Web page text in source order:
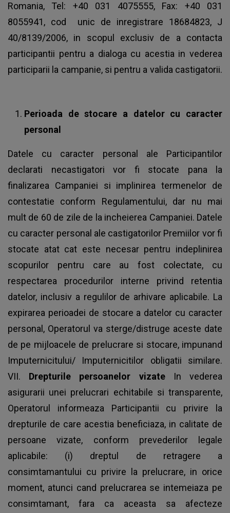
Romania, Tel: +40 031 4075555, Fax: +40 031
8055941, cod unic de inregistrare 18684823, J
40/8139/2006, in scopul exclusiv de a contacta
participantii pentru a dialoga cu acestia in vederea
participarii la campanie, si pentru a valida castigatorii.
Perioada de stocare a datelor cu caracter
personal
Datele cu caracter personal ale Participantilor
declarati necastigatori vor fi stocate pana la
finalizarea Campaniei si implinirea termenelor de
contestatie conform Regulamentului, dar nu mai
mult de 60 de zile de la incheierea Campaniei. Datele
cu caracter personal ale castigatorilor Premiilor vor fi
stocate atat cat este necesar pentru indeplinirea
scopurilor pentru care au fost colectate, cu
respectarea procedurilor interne privind retentia
datelor, inclusiv a regulilor de arhivare aplicabile. La
expirarea perioadei de stocare a datelor cu caracter
personal, Operatorul va sterge/distruge aceste date
de pe mijloacele de prelucrare si stocare, impunand
Imputernicitului/ Imputernicitilor obligatii similare.
VII. Drepturile persoanelor vizate
In vederea
asigurarii unei prelucrari echitabile si transparente,
Operatorul informeaza Participantii cu privire la
drepturile de care acestia beneficiaza, in calitate de
persoane vizate, conform prevederilor legale
aplicabile: (i) dreptul de retragere a
consimtamantului cu privire la prelucrare, in orice
moment, atunci cand prelucrarea se intemeiaza pe
consimtamant, fara ca aceasta sa afecteze